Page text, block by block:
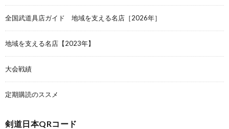
全国武道具店ガイド 地域を支える名店［2026年］
地域を支える名店【2023年】
大会戦績
定期購読のススメ
剣道日本QRコード